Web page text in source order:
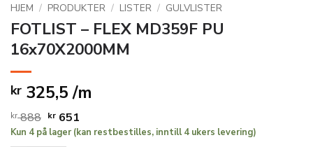
HJEM / PRODUKTER / LISTER / GULVLISTER
FOTLIST – FLEX MD359F PU
16x70X2000MM
kr 325,5 /m
kr888 Opprinnelig
pris
kr651Nåværende
pris
Kun 4 på lager (kan restbestilles, inntill 4 ukers levering)